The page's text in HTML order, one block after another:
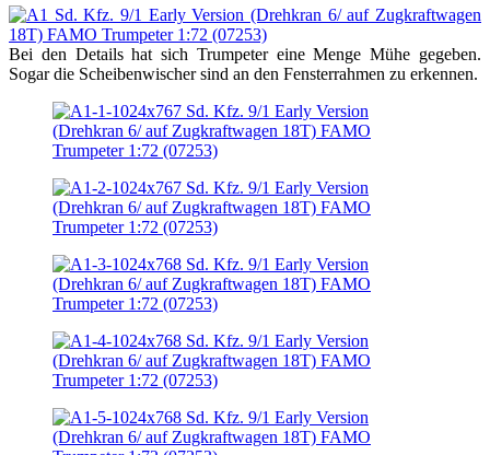
Bei den Details hat sich Trumpeter eine Menge Mühe gegeben.
Sogar die Scheibenwischer sind an den Fensterrahmen zu erkennen.